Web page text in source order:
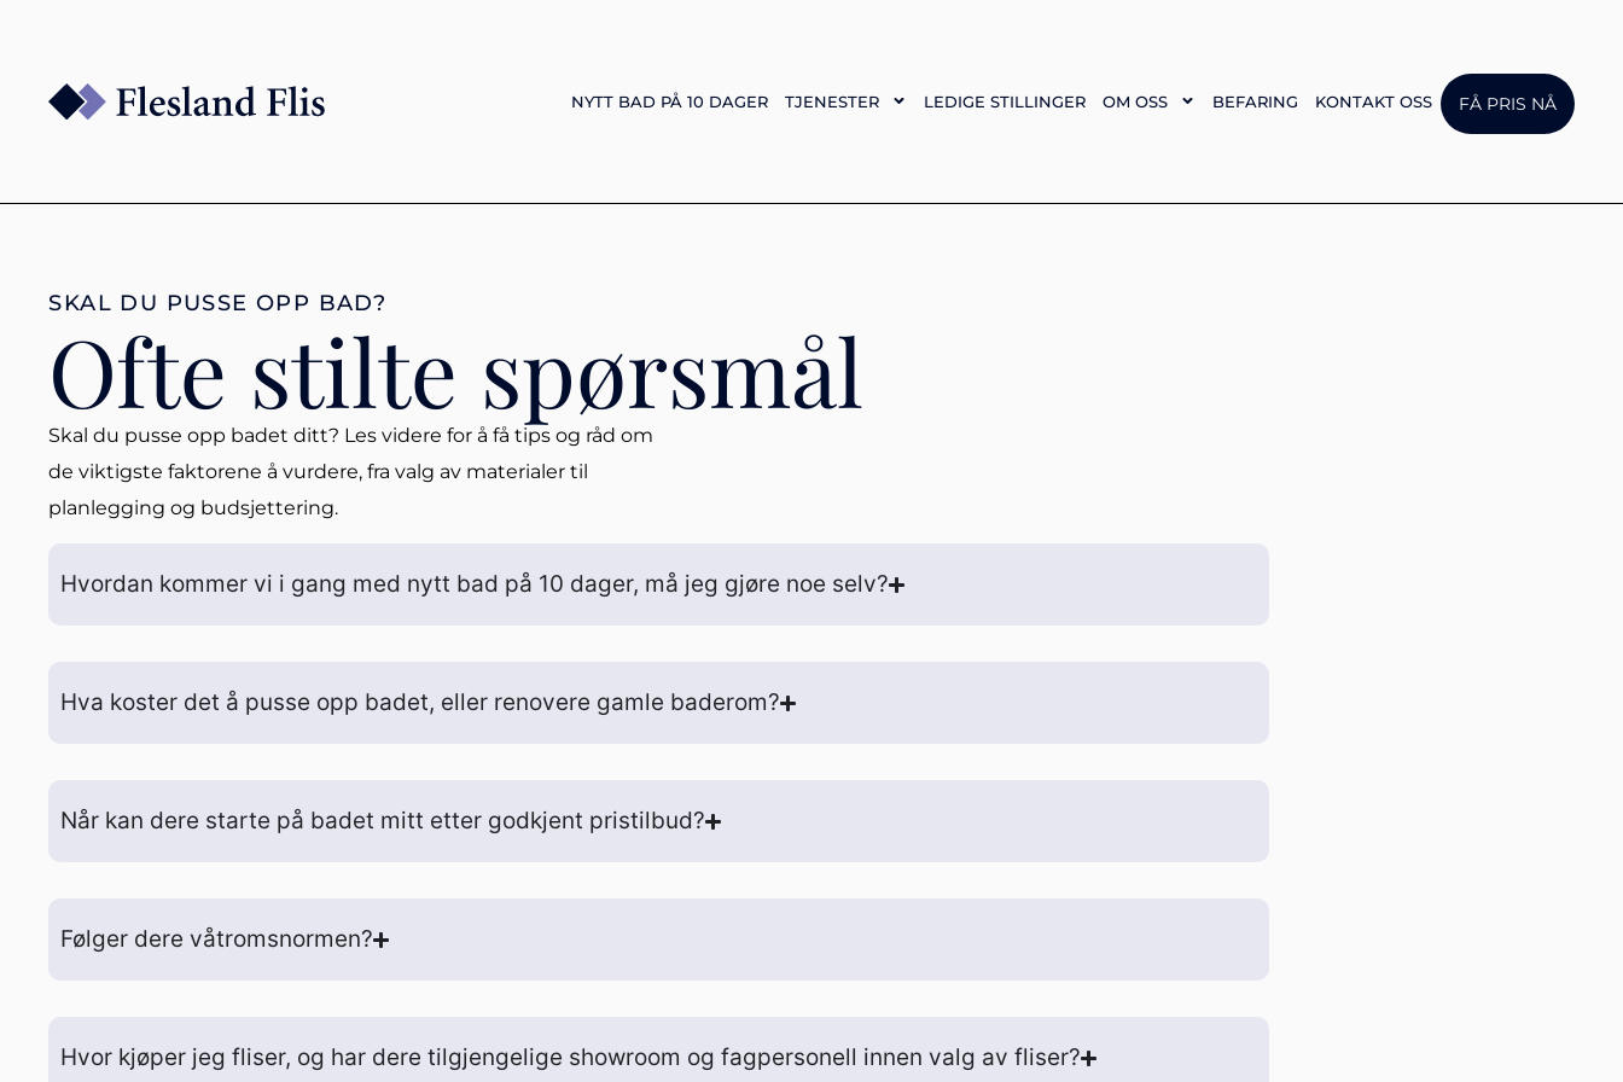
NYTT BAD PÅ 10 DAGER TJENESTER LEDIGE STILLINGER OM OSS BEFARING KONTAKT OSS FÅ PRIS NÅ
SKAL DU PUSSE OPP BAD?
Ofte stilte spørsmål
Skal du pusse opp badet ditt? Les videre for å få tips og råd om
de viktigste faktorene å vurdere, fra valg av materialer til
planlegging og budsjettering.
Hvordan kommer vi i gang med nytt bad på 10 dager, må jeg gjøre noe selv?
Hva koster det å pusse opp badet, eller renovere gamle baderom?
Når kan dere starte på badet mitt etter godkjent pristilbud?
Følger dere våtromsnormen?
Hvor kjøper jeg fliser, og har dere tilgjengelige showroom og fagpersonell innen valg av fliser?